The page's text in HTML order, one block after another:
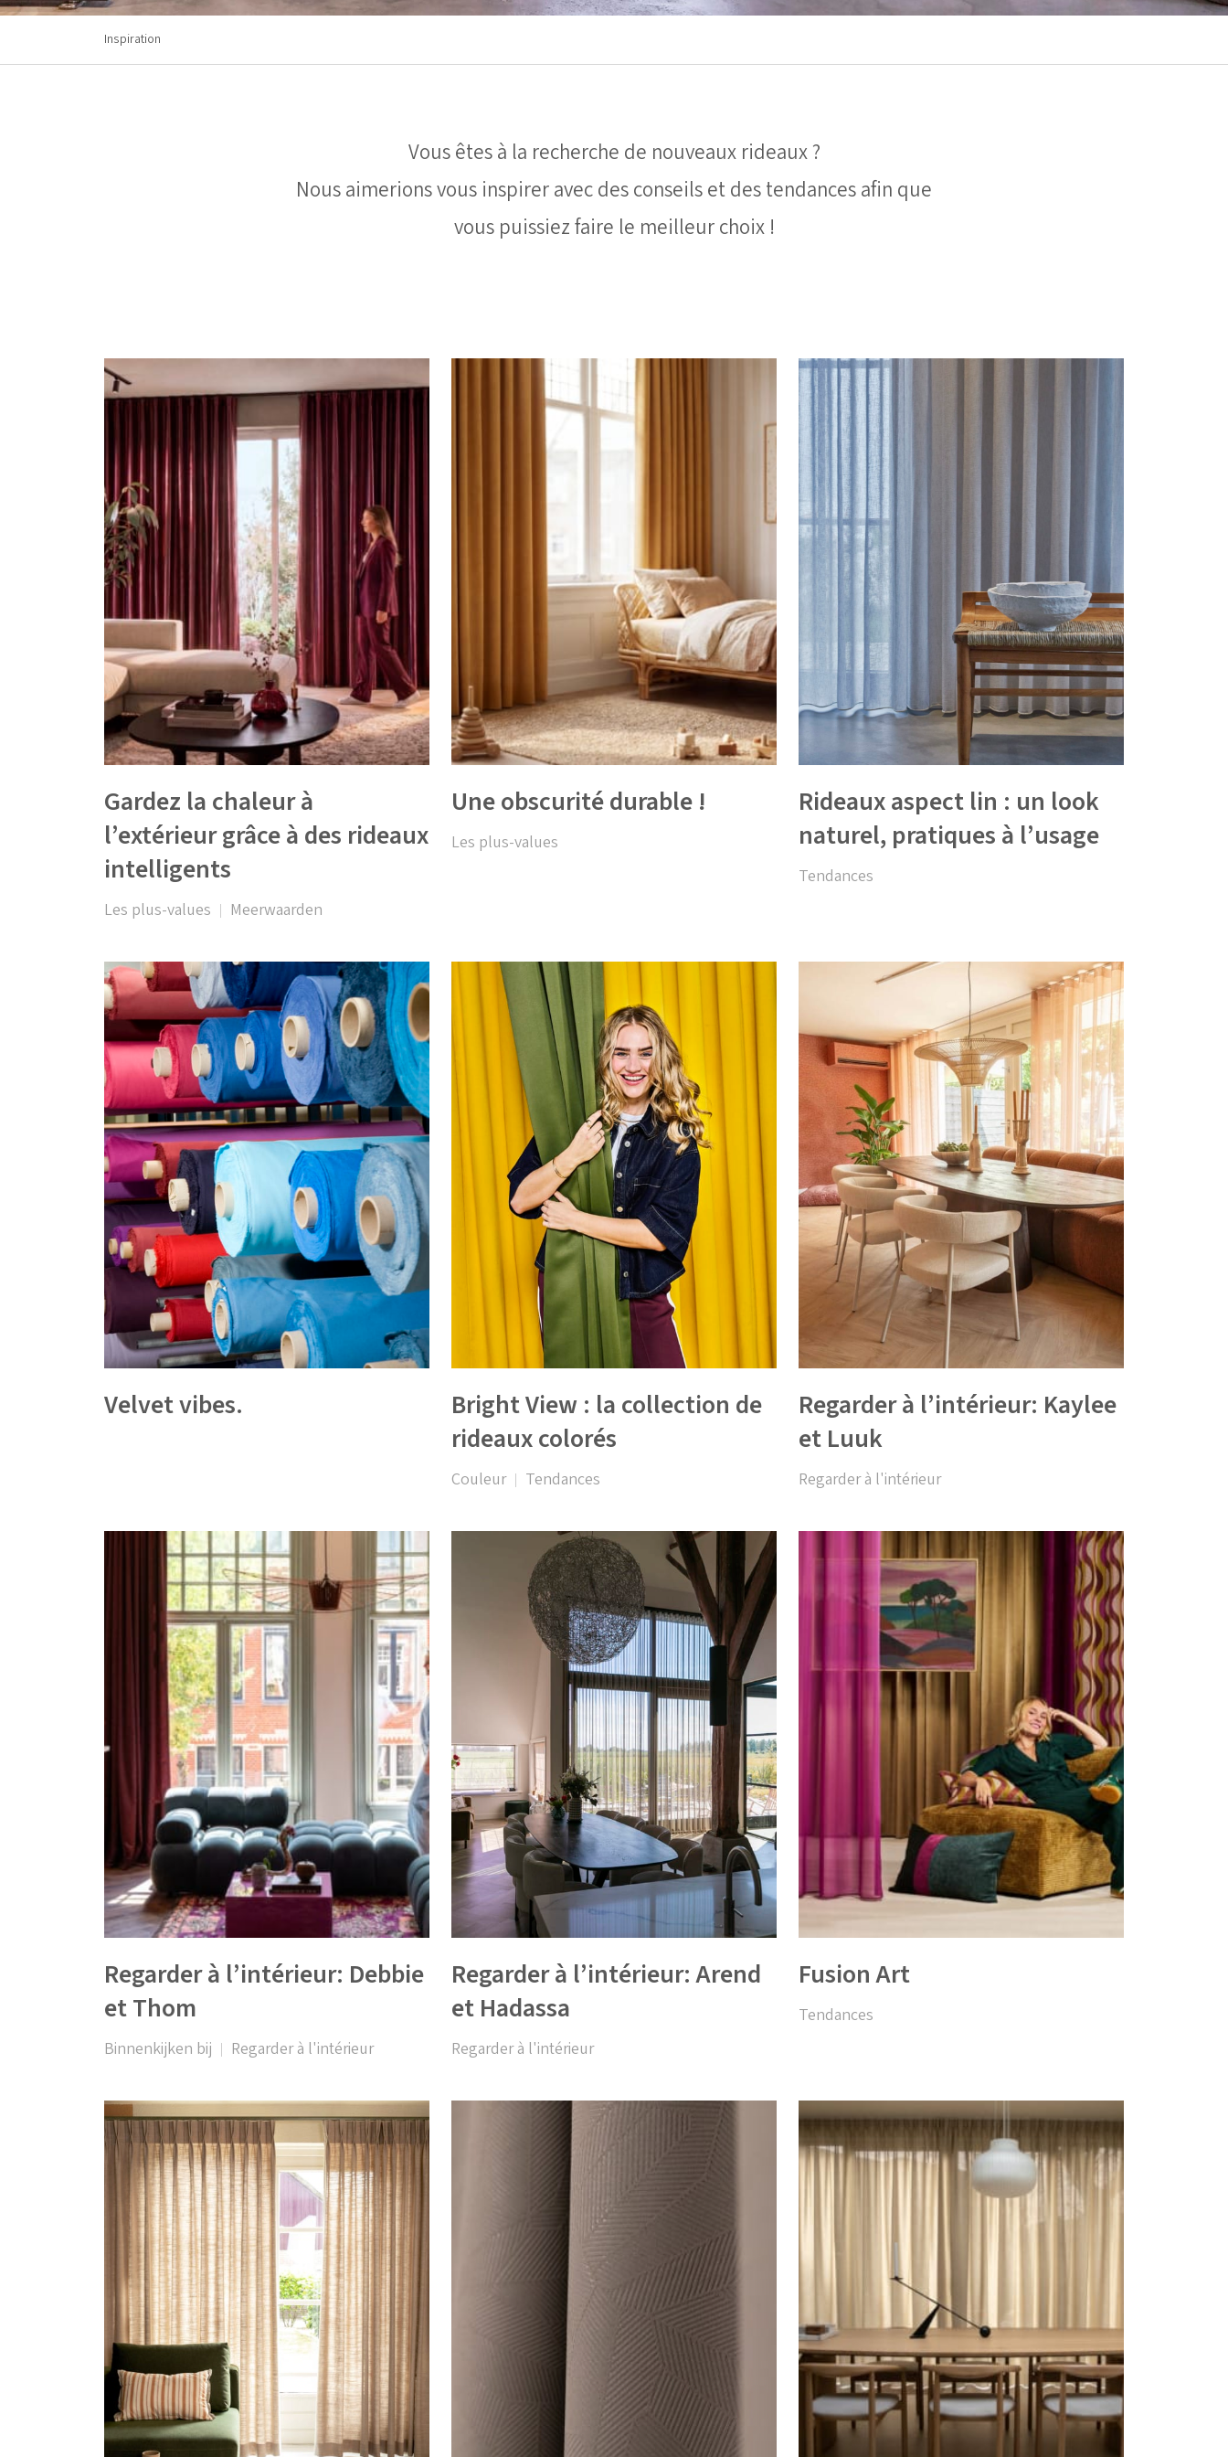
Inspiration
Vous êtes à la recherche de nouveaux rideaux ?
Nous aimerions vous inspirer avec des conseils et des tendances afin que
vous puissiez faire le meilleur choix !
Gardez la chaleur à
l’extérieur grâce à des rideaux
intelligents
Les plus-values Meerwaarden
Une obscurité durable !
Les plus-values
Rideaux aspect lin : un look
naturel, pratiques à l’usage
Tendances
Velvet vibes.
Bright View : la collection de
rideaux colorés
Couleur Tendances
Regarder à l’intérieur: Kaylee
et Luuk
Regarder à l'intérieur
Regarder à l’intérieur: Debbie
et Thom
Binnenkijken bij Regarder à l'intérieur
Regarder à l’intérieur: Arend
et Hadassa
Regarder à l'intérieur
Fusion Art
Tendances